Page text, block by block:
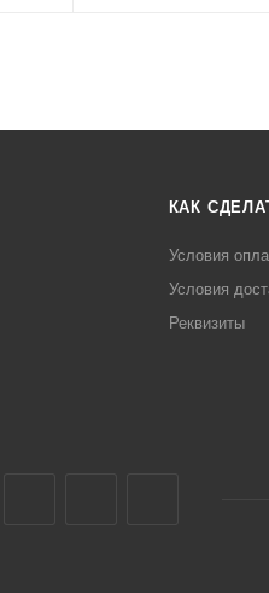
КАК
Условия
Условия
Реквизиты